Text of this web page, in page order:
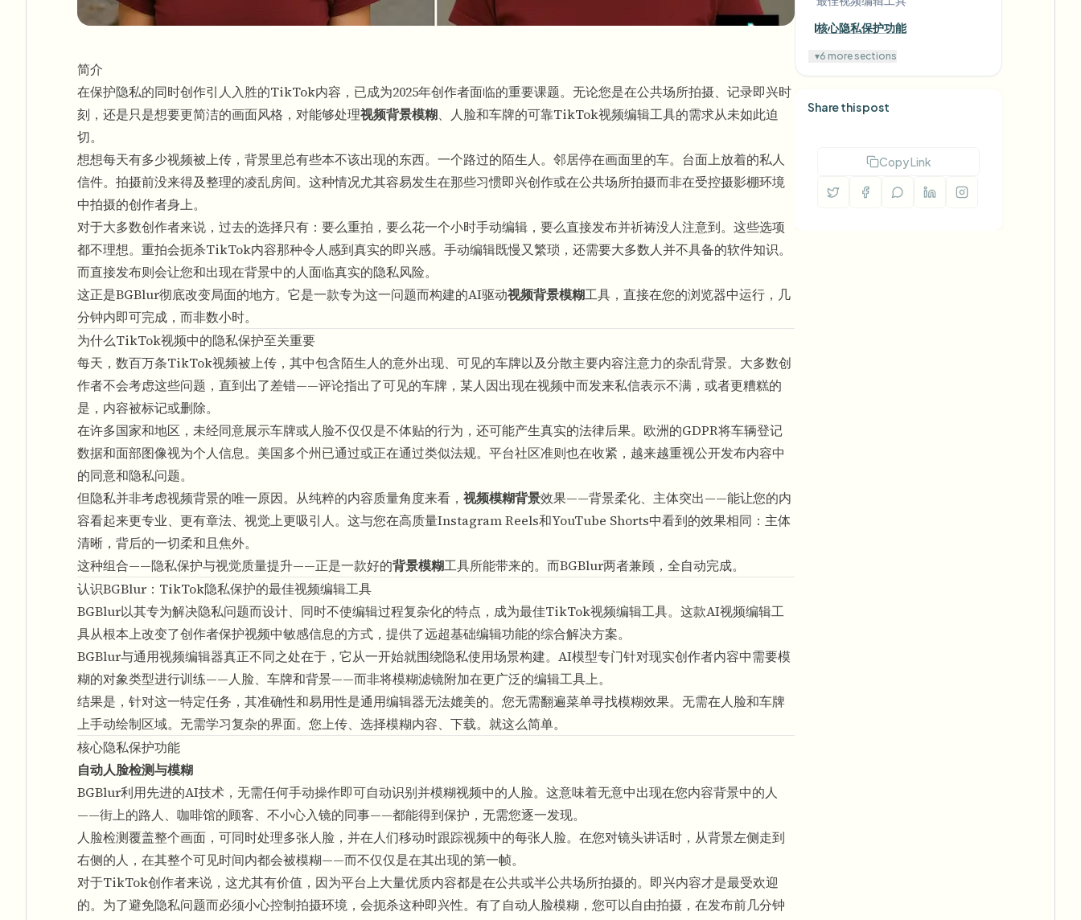
简介
在保护隐私的同时创作引人入胜的TikTok内容，已成为2025年创作者面临的重要课题。无论您是在公共场所拍摄、记录即兴时
刻，还是只是想要更简洁的画面风格，对能够处理视频背景模糊、人脸和车牌的可靠TikTok视频编辑工具的需求从未如此迫
切。
想想每天有多少视频被上传，背景里总有些本不该出现的东西。一个路过的陌生人。邻居停在画面里的车。台面上放着的私人
信件。拍摄前没来得及整理的凌乱房间。这种情况尤其容易发生在那些习惯即兴创作或在公共场所拍摄而非在受控摄影棚环境
中拍摄的创作者身上。
对于大多数创作者来说，过去的选择只有：要么重拍，要么花一个小时手动编辑，要么直接发布并祈祷没人注意到。这些选项
都不理想。重拍会扼杀TikTok内容那种令人感到真实的即兴感。手动编辑既慢又繁琐，还需要大多数人并不具备的软件知识。
而直接发布则会让您和出现在背景中的人面临真实的隐私风险。
这正是BGBlur彻底改变局面的地方。它是一款专为这一问题而构建的AI驱动视频背景模糊工具，直接在您的浏览器中运行，几
分钟内即可完成，而非数小时。
为什么TikTok视频中的隐私保护至关重要
每天，数百万条TikTok视频被上传，其中包含陌生人的意外出现、可见的车牌以及分散主要内容注意力的杂乱背景。大多数创
作者不会考虑这些问题，直到出了差错——评论指出了可见的车牌，某人因出现在视频中而发来私信表示不满，或者更糟糕的
是，内容被标记或删除。
在许多国家和地区，未经同意展示车牌或人脸不仅仅是不体贴的行为，还可能产生真实的法律后果。欧洲的GDPR将车辆登记
数据和面部图像视为个人信息。美国多个州已通过或正在通过类似法规。平台社区准则也在收紧，越来越重视公开发布内容中
的同意和隐私问题。
但隐私并非考虑视频背景的唯一原因。从纯粹的内容质量角度来看， 视频模糊背景效果——背景柔化、主体突出——能让您的内
容看起来更专业、更有章法、视觉上更吸引人。这与您在高质量Instagram Reels和YouTube Shorts中看到的效果相同：主体
清晰，背后的一切柔和且焦外。
这种组合——隐私保护与视觉质量提升——正是一款好的背景模糊工具所能带来的。而BGBlur两者兼顾，全自动完成。
认识BGBlur：TikTok隐私保护的最佳视频编辑工具
BGBlur以其专为解决隐私问题而设计、同时不使编辑过程复杂化的特点，成为最佳TikTok视频编辑工具。这款AI视频编辑工
具从根本上改变了创作者保护视频中敏感信息的方式，提供了远超基础编辑功能的综合解决方案。
BGBlur与通用视频编辑器真正不同之处在于，它从一开始就围绕隐私使用场景构建。AI模型专门针对现实创作者内容中需要模
糊的对象类型进行训练——人脸、车牌和背景——而非将模糊滤镜附加在更广泛的编辑工具上。
结果是，针对这一特定任务，其准确性和易用性是通用编辑器无法媲美的。您无需翻遍菜单寻找模糊效果。无需在人脸和车牌
上手动绘制区域。无需学习复杂的界面。您上传、选择模糊内容、下载。就这么简单。
核心隐私保护功能
自动人脸检测与模糊
BGBlur利用先进的AI技术，无需任何手动操作即可自动识别并模糊视频中的人脸。这意味着无意中出现在您内容背景中的人
——街上的路人、咖啡馆的顾客、不小心入镜的同事——都能得到保护，无需您逐一发现。
人脸检测覆盖整个画面，可同时处理多张人脸，并在人们移动时跟踪视频中的每张人脸。在您对镜头讲话时，从背景左侧走到
右侧的人，在其整个可见时间内都会被模糊——而不仅仅是在其出现的第一帧。
对于TikTok创作者来说，这尤其有价值，因为平台上大量优质内容都是在公共或半公共场所拍摄的。即兴内容才是最受欢迎
的。为了避免隐私问题而必须小心控制拍摄环境，会扼杀这种即兴性。有了自动人脸模糊，您可以自由拍摄，在发布前几分钟
核心隐私保护功能
▾6 more sections
Share this post
Copy Link